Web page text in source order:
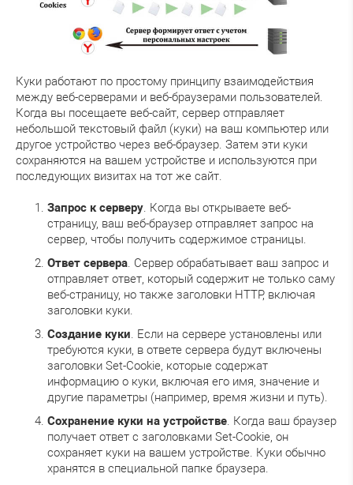
Куки работают по простому принципу взаимодействия
между веб-серверами и веб-браузерами пользователей.
Когда вы посещаете веб-сайт, сервер отправляет
небольшой текстовый файл (куки) на ваш компьютер или
другое устройство через веб-браузер. Затем эти куки
сохраняются на вашем устройстве и используются при
последующих визитах на тот же сайт.
Запрос к серверу. Когда вы открываете веб-
страницу, ваш веб-браузер отправляет запрос на
сервер, чтобы получить содержимое страницы.
Ответ сервера. Сервер обрабатывает ваш запрос и
отправляет ответ, который содержит не только саму
веб-страницу, но также заголовки HTTP, включая
заголовки куки.
Создание куки. Если на сервере установлены или
требуются куки, в ответе сервера будут включены
заголовки Set-Cookie, которые содержат
информацию о куки, включая его имя, значение и
другие параметры (например, время жизни и путь).
Сохранение куки на устройстве. Когда ваш браузер
получает ответ с заголовками Set-Cookie, он
сохраняет куки на вашем устройстве. Куки обычно
хранятся в специальной папке браузера.